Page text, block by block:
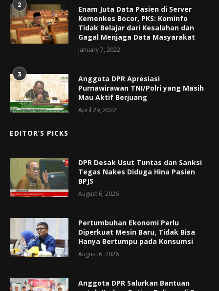
2
Enam Juta Data Pasien di Server
Kemenkes Bocor, PKS: Kominfo
Tidak Belajar dari Kesalahan dan
Gagal Menjaga Data Masyarakat
January 7, 2022
3
Anggota DPR Apresiasi
Purnawirawan TNI/Polri yang Masih
Mau Aktif Berjuang
April 29, 2022
EDITOR’S PICKS
DPR Desak Usut Tuntas dan Sanksi
Tegas Nakes Diduga Hina Pasien
BPJS
August 6, 2026
Pertumbuhan Ekonomi Perlu
Diperkuat Mesin Baru, Tidak Bisa
Hanya Bertumpu pada Konsumsi
August 6, 2026
Anggota DPR Salurkan Bantuan